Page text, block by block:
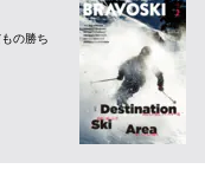
の勝ち